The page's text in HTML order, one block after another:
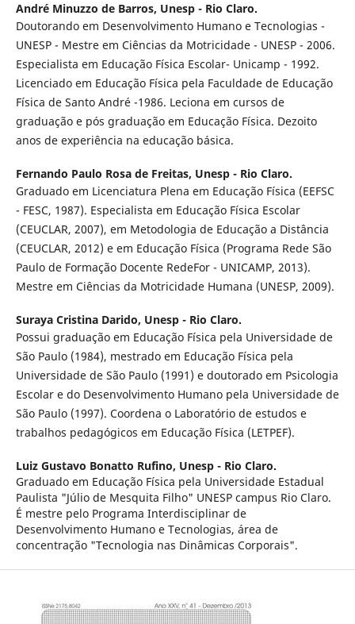
André Minuzzo de Barros, Unesp - Rio Claro.
Doutorando em Desenvolvimento Humano e Tecnologias -
UNESP - Mestre em Ciências da Motricidade - UNESP - 2006.
Especialista em Educação Física Escolar- Unicamp - 1992.
Licenciado em Educação Física pela Faculdade de Educação
Física de Santo André -1986. Leciona em cursos de
graduação e pós graduação em Educação Física. Dezoito
anos de experiência na educação básica.
Fernando Paulo Rosa de Freitas, Unesp - Rio Claro.
Graduado em Licenciatura Plena em Educação Física (EEFSC
- FESC, 1987). Especialista em Educação Física Escolar
(CEUCLAR, 2007), em Metodologia de Educação a Distância
(CEUCLAR, 2012) e em Educação Física (Programa Rede São
Paulo de Formação Docente RedeFor - UNICAMP, 2013).
Mestre em Ciências da Motricidade Humana (UNESP, 2009).
Suraya Cristina Darido, Unesp - Rio Claro.
Possui graduação em Educação Física pela Universidade de
São Paulo (1984), mestrado em Educação Física pela
Universidade de São Paulo (1991) e doutorado em Psicologia
Escolar e do Desenvolvimento Humano pela Universidade de
São Paulo (1997). Coordena o Laboratório de estudos e
trabalhos pedagógicos em Educação Física (LETPEF).
Luiz Gustavo Bonatto Rufino, Unesp - Rio Claro.
Graduado em Educação Física pela Universidade Estadual
Paulista "Júlio de Mesquita Filho" UNESP campus Rio Claro.
É mestre pelo Programa Interdisciplinar de
Desenvolvimento Humano e Tecnologias, área de
concentração "Tecnologia nas Dinâmicas Corporais".